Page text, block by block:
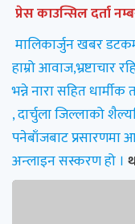
प्रेस काउन्सिल दर्ता
मालिकार्जुन खबर
हाम्रो आवाज,भ्रष्टाचार
भन्ने नारा सहित
, दार्चुला जिल्लाको
पनेबाँजबाट प्रसारणमा
अन्लाइन सस्करण हो ।